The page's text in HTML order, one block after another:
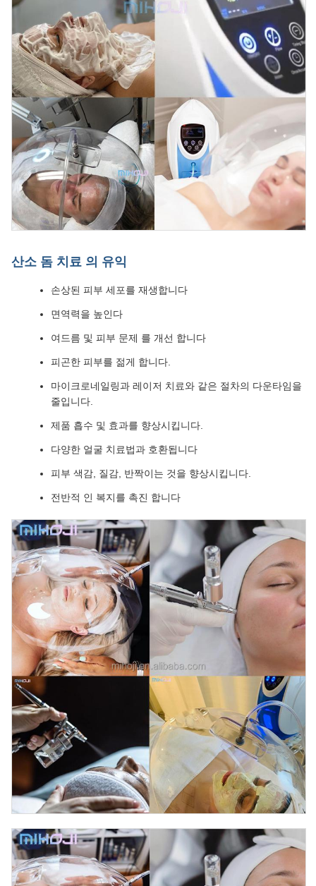
산소 돔 치료 의 유익
손상된 피부 세포를 재생합니다
면역력을 높인다
여드름 및 피부 문제 를 개선 합니다
피곤한 피부를 젊게 합니다.
마이크로네일링과 레이저 치료와 같은 절차의 다운타임을
줄입니다.
제품 흡수 및 효과를 향상시킵니다.
다양한 얼굴 치료법과 호환됩니다
피부 색감, 질감, 반짝이는 것을 향상시킵니다.
전반적 인 복지를 촉진 합니다